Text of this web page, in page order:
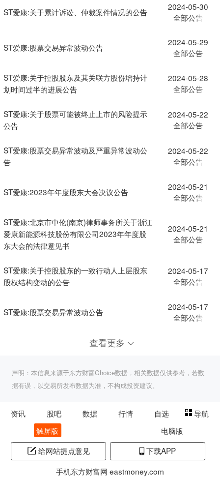
ST爱康:关于累计诉讼、仲裁案件情况的公告
2024-05-30
全部公告
ST爱康:股票交易异常波动公告
2024-05-29
全部公告
ST爱康:关于控股股东及其关联方股份增持计
划时间过半的进展公告
2024-05-28
全部公告
ST爱康:关于股票可能被终止上市的风险提示
公告
2024-05-22
全部公告
ST爱康:股票交易异常波动及严重异常波动公
告
2024-05-22
全部公告
ST爱康:2023年年度股东大会决议公告
2024-05-21
全部公告
ST爱康:北京市中伦(南京)律师事务所关于浙江
爱康新能源科技股份有限公司2023年年度股
东大会的法律意见书
2024-05-21
全部公告
ST爱康:关于控股股东的一致行动人上层股东
股权结构变动的公告
2024-05-17
全部公告
ST爱康:股票交易异常波动公告
2024-05-17
全部公告
查看更多
声明：本信息来源于东方财富Choice数据，相关数据仅供参考，若数
据有误，以交易所发布数据为准，不构成投资建议。
资讯 股吧 数据 行情 自选
导航
触屏版
电脑版
给网站提点意见
下载APP
手机东方财富网 eastmoney.com